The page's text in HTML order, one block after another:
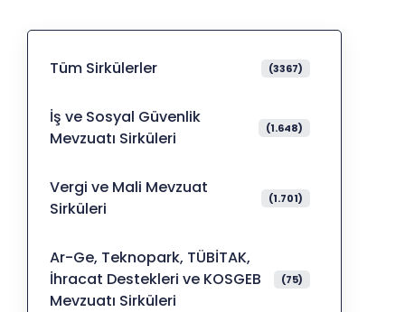
Tüm Sirkülerler (3367)
İş ve Sosyal Güvenlik
Mevzuatı Sirküleri
(1.648)
Vergi ve Mali Mevzuat
Sirküleri
(1.701)
Ar-Ge, Teknopark, TÜBİTAK,
İhracat Destekleri ve KOSGEB
Mevzuatı Sirküleri
(75)